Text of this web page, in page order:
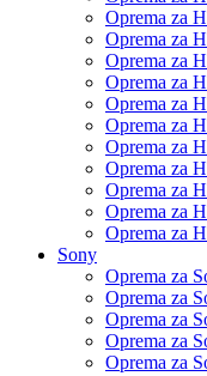
Oprema za
Oprema za
Oprema za
Oprema za
Oprema za
Oprema za
Oprema za
Oprema za
Oprema za
Oprema za
Oprema za
Sony
Oprema za
Oprema za
Oprema za
Oprema za
Oprema za